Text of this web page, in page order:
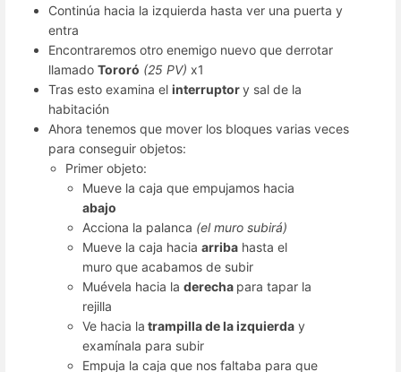
Continúa hacia la izquierda hasta ver una puerta y
entra
Encontraremos otro enemigo nuevo que derrotar
llamado Tororó (25 PV) x1
Tras esto examina el interruptory sal de la
habitación
Ahora tenemos que mover los bloques varias veces
para conseguir objetos:
Primer objeto:
Mueve la caja que empujamos hacia
abajo
Acciona la palanca (el muro subirá)
Mueve la caja haciaarriba hasta el
muro que acabamos de subir
Muévela hacia laderecha para tapar la
rejilla
Ve hacia la trampilla de la izquierda y
examínala para subir
Empuja la caja que nos faltaba para que